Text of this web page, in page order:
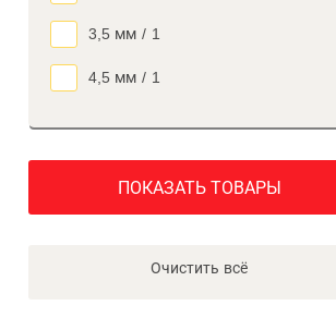
3,5 мм / 1
4,5 мм / 1
ПОКАЗАТЬ ТОВАРЫ
Очистить всё